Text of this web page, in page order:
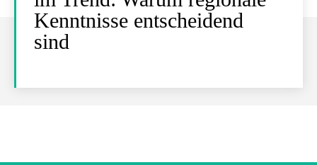
Kenntnisse entscheidend
sind